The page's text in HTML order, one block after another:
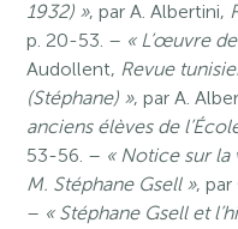
1932) », par A. Albertini,
p. 20-53. – « L’œuvre
Audollent, Revue
(Stéphane) », par A.
anciens élèves de
53-56. – « Notice sur la
M. Stéphane Gsell », par
– « Stéphane Gsell et